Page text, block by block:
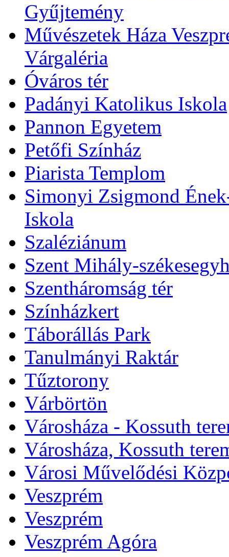
Gyűjtemény
Művészetek Háza
Várgaléria
Óváros tér
Padányi Katolikus Iskola
Pannon Egyetem
Petőfi Színház
Piarista Templom
Simonyi Zsigmond
Iskola
Szaléziánum
Szent Mihály-
Szentháromság tér
Színházkert
Táborállás Park
Tanulmányi Raktár
Tűztorony
Várbörtön
Városháza - Kossuth
Városháza, Kossuth
Városi Művelődési
Veszprém
Veszprém
Veszprém Agóra